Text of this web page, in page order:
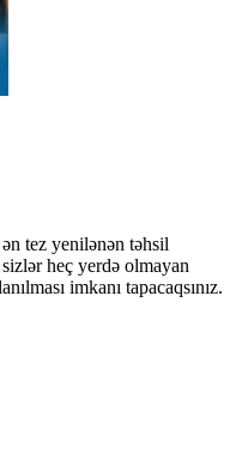
tez yenilənən təhsil
heç yerdə olmayan
imkanı tapacaqsınız.